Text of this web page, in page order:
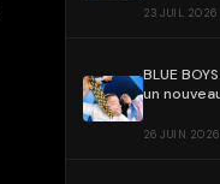
23 JUIL 2026
BLUE
un
26 JUIN 2026